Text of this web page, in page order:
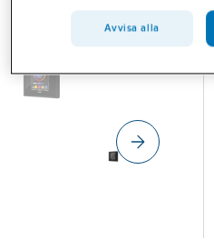
Avvisa alla